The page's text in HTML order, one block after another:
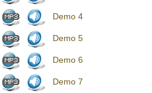
Demo 4
Demo 5
Demo 6
Demo 7